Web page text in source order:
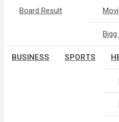
Board Result
BUSINESS SPORTS